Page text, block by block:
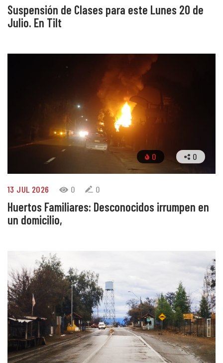
Suspensión de Clases para este Lunes 20 de
Julio. En Tilt
0 0
13 JUL 2026 0 0
Huertos Familiares: Desconocidos irrumpen en
un domicilio,